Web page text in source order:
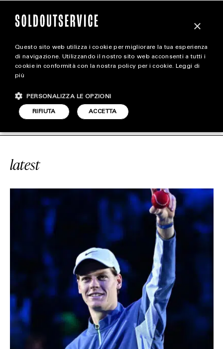
magazine
STYLE
FOOTWEAR
#GOOGLE SOLDOUTSERVICE
latest
×
Questo sito web utilizza i cookie per migliorare la tua esperienza
di navigazione. Utilizzando il nostro sito web acconsenti a tutti i
cookie in conformità con la nostra policy per i cookie. Leggi di
più
ACCETTA
RIFIUTA
PERSONALIZZA LE OPZIONI